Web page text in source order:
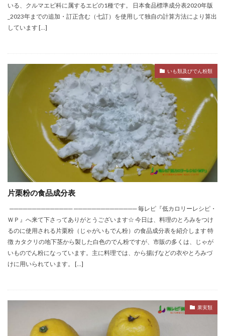
いる、クルマエビ科に属するエビの1種です。 日本食品標準成分表2020年版
_2023年までの追加・訂正含む（七訂）を使用して独自の計算方法により算出
しています […]
いも類及びでん粉類
片栗粉の食品成分表
────────────── ────────────── 毎レピ『低カロリーレシピ・
ＷＰ』へ来て下さってありがとうございます☆ 今日は、料理のとろみをつけ
るのに使用される片栗粉（じゃがいもでん粉）の食品成分表を紹介します 特
徴 カタクリの地下茎から製した白色のでん粉ですが、市販の多くは、じゃが
いものでん粉になっています。主に料理では、から揚げなどの衣やとろみづ
けに用いられています。 […]
果実類